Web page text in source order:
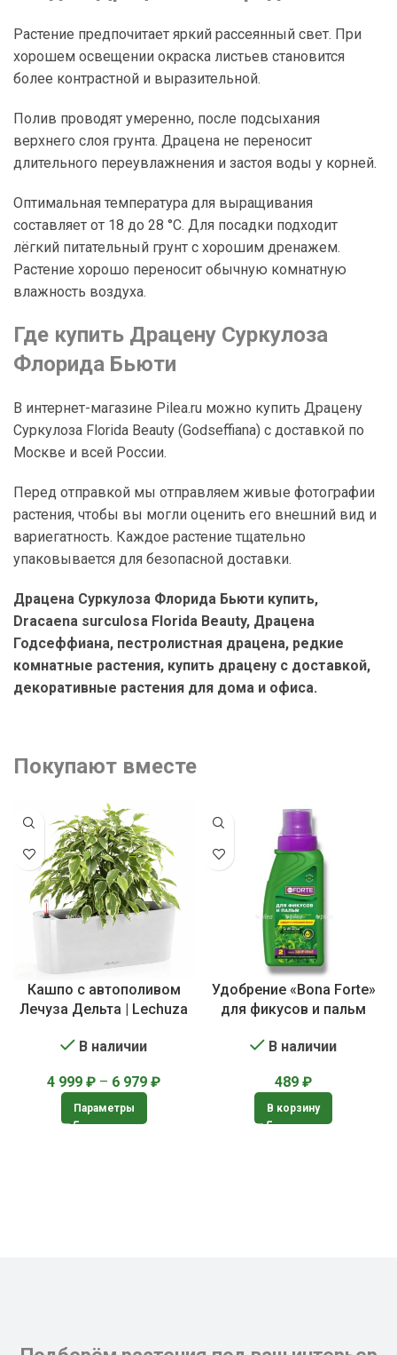
Растение предпочитает яркий рассеянный свет. При
хорошем освещении окраска листьев становится
более контрастной и выразительной.
Полив проводят умеренно, после подсыхания
верхнего слоя грунта. Драцена не переносит
длительного переувлажнения и застоя воды у корней.
Оптимальная температура для выращивания
составляет от 18 до 28 °C. Для посадки подходит
лёгкий питательный грунт с хорошим дренажем.
Растение хорошо переносит обычную комнатную
влажность воздуха.
Где купить Драцену Суркулоза
Флорида Бьюти
В интернет-магазине Pilea.ru можно купить Драцену
Суркулоза Florida Beauty (Godseffiana) с доставкой по
Москве и всей России.
Перед отправкой мы отправляем живые фотографии
растения, чтобы вы могли оценить его внешний вид и
вариегатность. Каждое растение тщательно
упаковывается для безопасной доставки.
Драцена Суркулоза Флорида Бьюти купить,
Dracaena surculosa Florida Beauty, Драцена
Годсеффиана, пестролистная драцена, редкие
комнатные растения, купить драцену с доставкой,
декоративные растения для дома и офиса.
Покупают вместе
Кашпо с автополивом
Лечуза Дельта | Lechuza
В наличии
4 999 ₽ – 6 979 ₽
Параметры
Удобрение «Bona Forte»
для фикусов и пальм
В наличии
489 ₽
В корзину